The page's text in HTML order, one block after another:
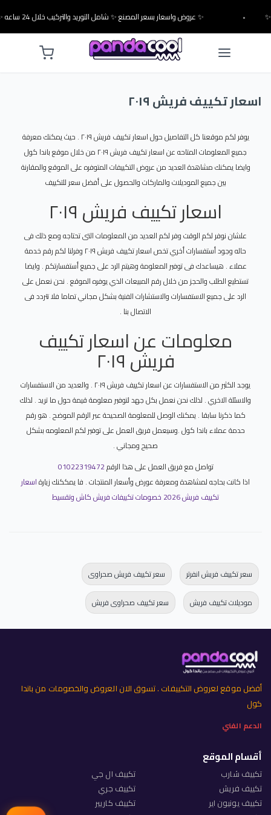
✨ عروض واسعار بسعر المصنع ✨ شامل التوريد والتركيب خلال 24 ساعه ✨ •
اسعار تكييف فريش ٢٠١٩
يوفر لكم موقعنا كل التفاصيل حول اسعار تكييف فريش ٢٠١٩ . حيث يمكنك معرفة
جميع المعلومات المتاحه عن اسعار تكييف فريش ٢٠١٩ من خلال موقع باندا كول
وايضا يمكنك مشاهدة العديد من عروض التكييفات المتوفره على الموقع والمقارنة
بين جميع الموديلات والماركات والحصول على أفضل سعر للتكييف
اسعار تكييف فريش ٢٠١٩
علشان نوفر لكم الوقت وفر لكم العديد من المعلومات التى تحتاجه ومع ذلك فى
حاله وجود أستفسارات أخري تخص اسعار تكييف فريش ٢٠١٩ وفرلنا لكم رقم خدمة
عملاء . هيساعدك فى توفير المعلومة وهيتم الرد على جميع أستفسارتكم . وايضا
تستطيع الطلب والحجز من خلال رقم المبيعات الذي يوفره الموقع . نحن نعمل على
الرد على جميع الاستفسارات والاستشارات الفنية بشكل مجاني تماما فلا تتردد فى
الاتصال بنا .
معلومات عن اسعار تكييف
فريش ٢٠١٩
يوجد الكثير من الاستفسارات عن اسعار تكييف فريش ٢٠١٩ . والعديد من الاستفسارات
والاسئلة الاخري . لذلك نحن نعمل بكل جهد لتوفير معلومة قيمة حول ما تريد . لذلك
كما ذكرنا سابقا . يمكنك الوصل للمعلومة الصحيحة عبر الرقم الموضح . هو رقم
حدمة عملاء باندا كول .وسيعمل فريق العمل على توفير لكم المعلومه بشكل
صحيح ومجاني .
تواصل مع فريق العمل على هذا الرقم01022319472
اذا كانت بحاجه لمشاهدة ومعرفة عورض وأسعار المنتجات . فا يمككنك زيارةاسعار
تكييف فريش 2026 خصومات تكييفات فريش كاش وتقسيط
سعر تكييف فريش انفرتر سعر تكييف فريش صحراوى
موديلات تكييف فريش سعر تكييف صحراوى فريش
أفضل موقع لعروض التكييفات . تسوق الان العروض والخصومات من باندا
كول
الدعم الفني
أقسام الموقع
تكييف شارب
تكييف ال جي
تكييف فريش
تكييف جري
تكييف يونيون اير
تكييف كاريير